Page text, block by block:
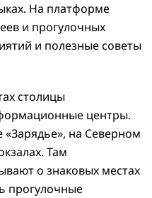
На платформе
и прогулочных
и полезные советы
столицы
центры.
на Северном
Там
о знаковых местах
прогулочные